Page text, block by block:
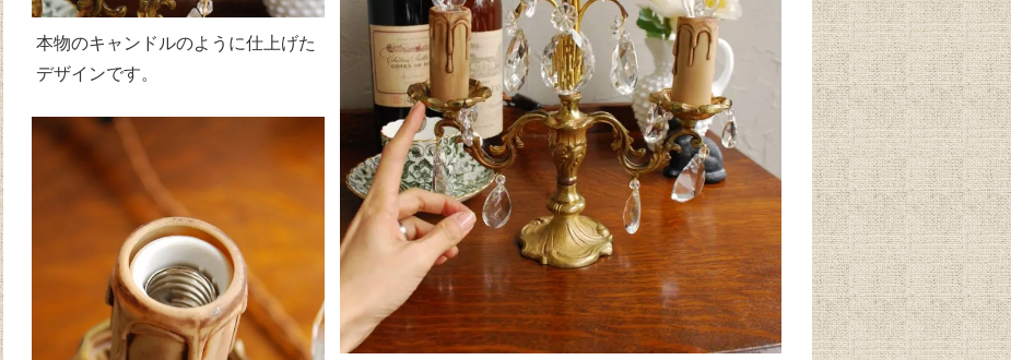
本物のキャンドルのように仕上げた
デザインです。